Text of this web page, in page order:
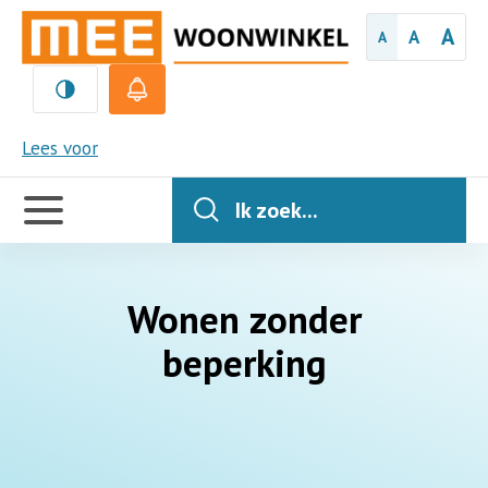
A A A
Lees voor
MEE
Handige
links
Ik zoek...
Wonen zonder
beperking